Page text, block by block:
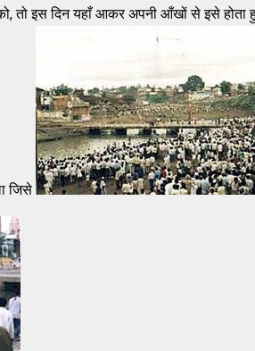
तो इस दिन यहाँ आकर अपनी आँखों से इसे
जिसे